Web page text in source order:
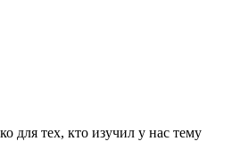
для тех, кто изучил у нас тему